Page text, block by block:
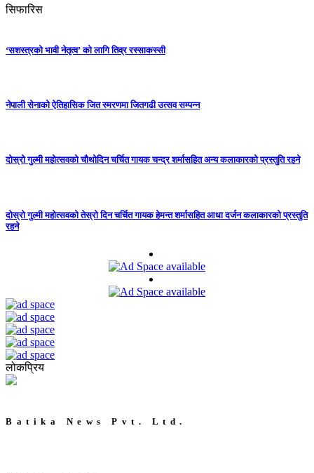
सिफारिस
‘सशस्त्रको भावी नेतृत्व’ को लागि तिव्र रस्साकस्सी
नेपाली सेनाको ऐतिहासिक जित स्मरणमा जितगढी उत्सव सम्पन्न
दोस्रो गुल्मी महोत्सवको चौथोदिन चर्चित गायक चन्द्र शर्मासहित अन्य कलाकारको प्रस्तुति रहने
दोस्रो गुल्मी महोत्सवको तेस्रो दिन चर्चित गायक हेमन्त शर्मासहित आधा दर्जन कलाकारको प्रस्तुति
रहने
लोकप्रिय
Batika News Pvt. Ltd.